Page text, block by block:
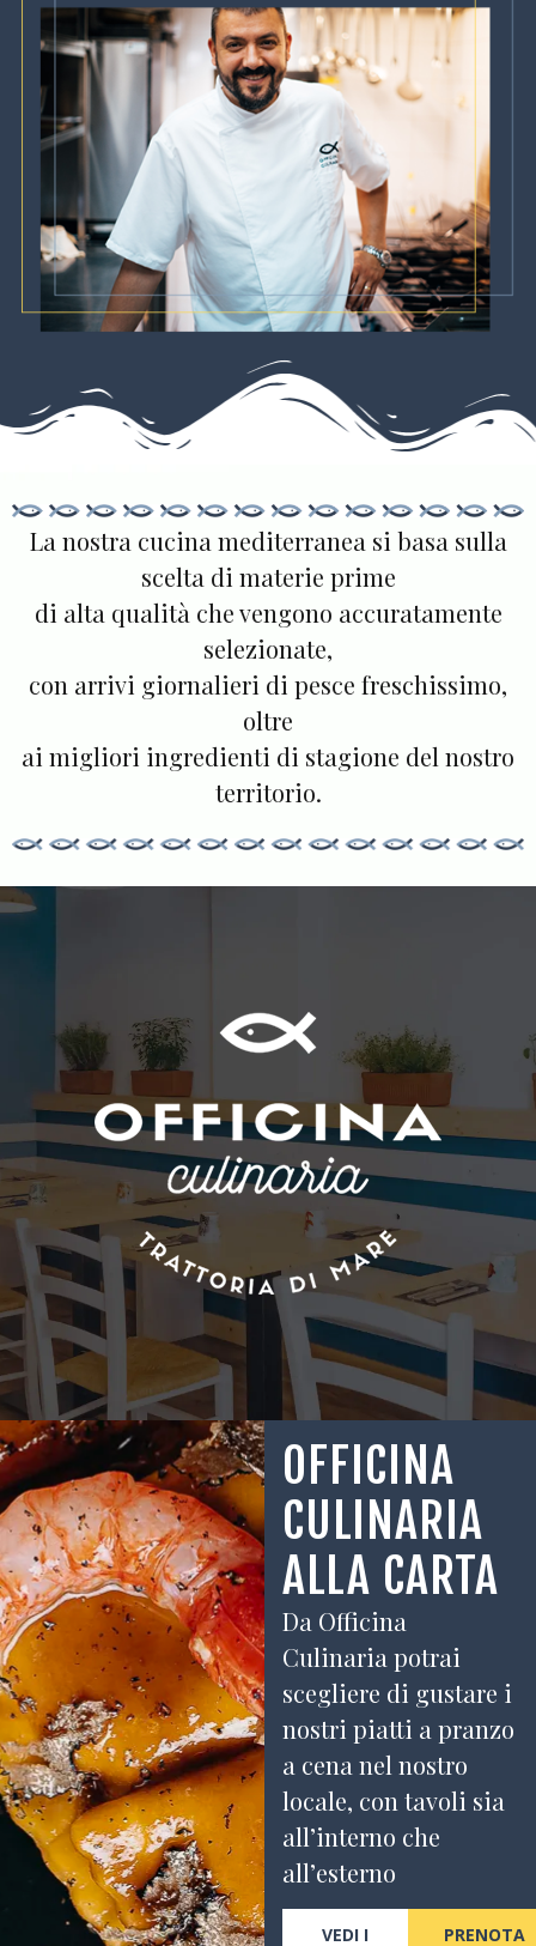
La nostra cucina mediterranea si basa sulla
scelta di materie prime
di alta qualità che vengono accuratamente
selezionate,
con arrivi giornalieri di pesce freschissimo,
oltre
ai migliori ingredienti di stagione del nostro
territorio.
OFFICINA
CULINARIA
ALLA CARTA
Da Officina
Culinaria potrai
scegliere di gustare i
nostri piatti a pranzo
a cena nel nostro
locale, con tavoli sia
all’interno che
all’esterno
VEDI I PRENOTA